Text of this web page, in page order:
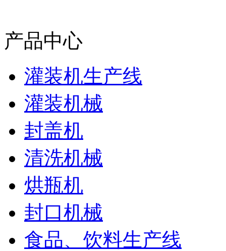
产品中心
灌装机生产线
灌装机械
封盖机
清洗机械
烘瓶机
封口机械
食品、饮料生产线